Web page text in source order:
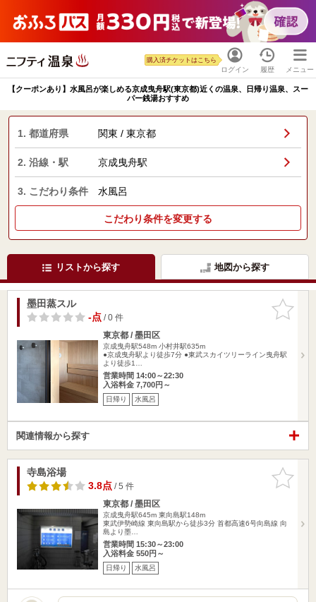
ログイン
購入済チケットはこちら
履歴 メニュー
【クーポンあり】水風呂が楽しめる京成曳舟駅(東京都)近くの温泉、日帰り温泉、スー
パー銭湯おすすめ
1. 都道府県 関東 / 東京都
2. 沿線・駅 京成曳舟駅
3. こだわり条件 水風呂
こだわり条件を変更する
リストから探す 地図から探す
お気に入
りに追加
墨田蒸スル
-点/ 0 件
東京都 / 墨田区
京成曳舟駅548m 小村井駅635m
●京成曳舟駅より徒歩7分 ●東武スカイツリーライン曳舟駅
より徒歩1…
営業時間 14:00～22:30
入浴料金 7,700円～
日帰り 水風呂
関連情報から探す
お気に入
りに追加
寺島浴場
3.8点/ 5 件
東京都 / 墨田区
京成曳舟駅645m 東向島駅148m
東武伊勢崎線 東向島駅から徒歩3分 首都高速6号向島線 向
島より墨…
営業時間 15:30～23:00
入浴料金 550円～
日帰り 水風呂